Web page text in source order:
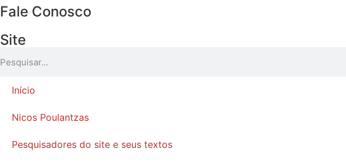
Fale Conosco
Site
Início
Nicos Poulantzas
Pesquisadores do site e seus textos